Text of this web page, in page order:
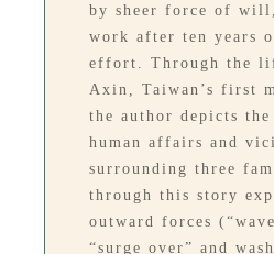
by sheer force of
work after ten years
effort. Through the
Axin, Taiwan’s first
the author depicts
human affairs and
surrounding three
through this story
outward forces
“surge over” and